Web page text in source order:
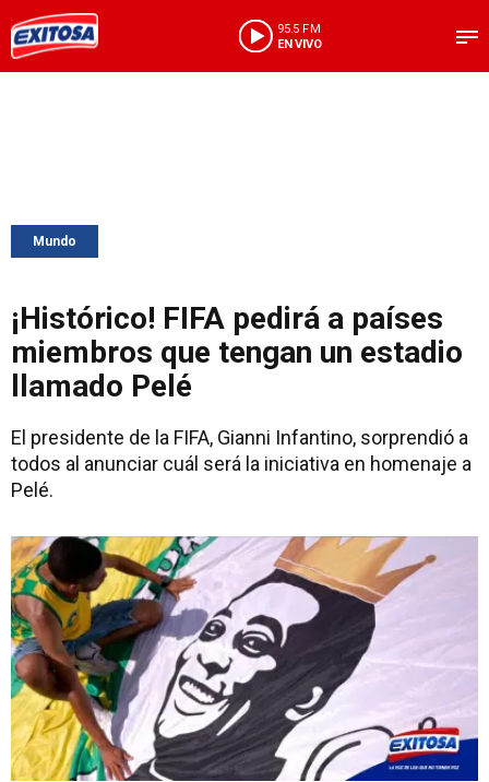
95.5 FM
EN VIVO
Mundo
¡Histórico! FIFA pedirá a países
miembros que tengan un estadio
llamado Pelé
El presidente de la FIFA, Gianni Infantino, sorprendió a
todos al anunciar cuál será la iniciativa en homenaje a
Pelé.